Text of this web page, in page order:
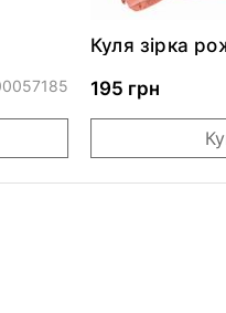
Куля зірка
195 грн